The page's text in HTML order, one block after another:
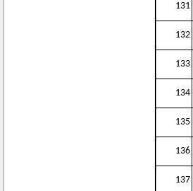
131
132
133
134
135
136
137